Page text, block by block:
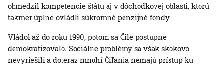
obmedzil kompetencie štátu aj v dôchodkovej oblasti, ktorú
takmer úplne ovládli súkromné penzijné fondy.
Vládol až do roku 1990, potom sa Čile postupne
demokratizovalo. Sociálne problémy sa však skokovo
nevyriešili a doteraz mnohí Čiľania nemajú prístup ku